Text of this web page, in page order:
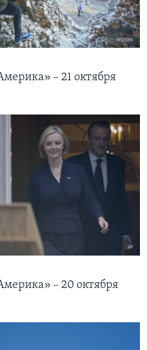
– 21 октября
– 20 октября